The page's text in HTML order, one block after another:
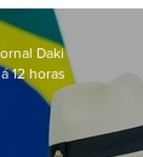
Daki
12 horas